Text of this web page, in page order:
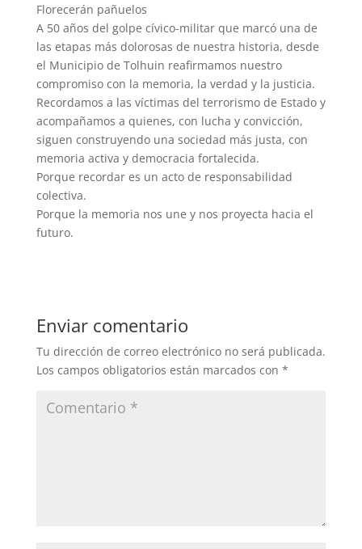
Florecerán pañuelos
A 50 años del golpe cívico-militar que marcó una de
las etapas más dolorosas de nuestra historia, desde
el Municipio de Tolhuin reafirmamos nuestro
compromiso con la memoria, la verdad y la justicia.
Recordamos a las víctimas del terrorismo de Estado y
acompañamos a quienes, con lucha y convicción,
siguen construyendo una sociedad más justa, con
memoria activa y democracia fortalecida.
Porque recordar es un acto de responsabilidad
colectiva.
Porque la memoria nos une y nos proyecta hacia el
futuro.
Enviar comentario
Tu dirección de correo electrónico no será publicada.
Los campos obligatorios están marcados con *